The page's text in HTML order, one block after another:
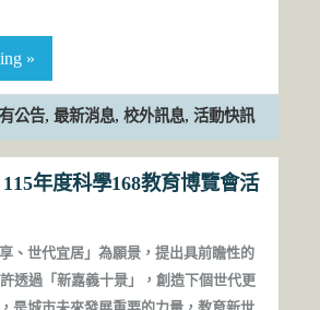
»
公告, 最新消息, 校外訊息, 活動快訊
115年度科學168教育博覽會活
、世代宜居」為願景，提出具前瞻性的
透過「新嘉義十景」，創造下個世代更
是城市未來發展重要的力量，教育新世